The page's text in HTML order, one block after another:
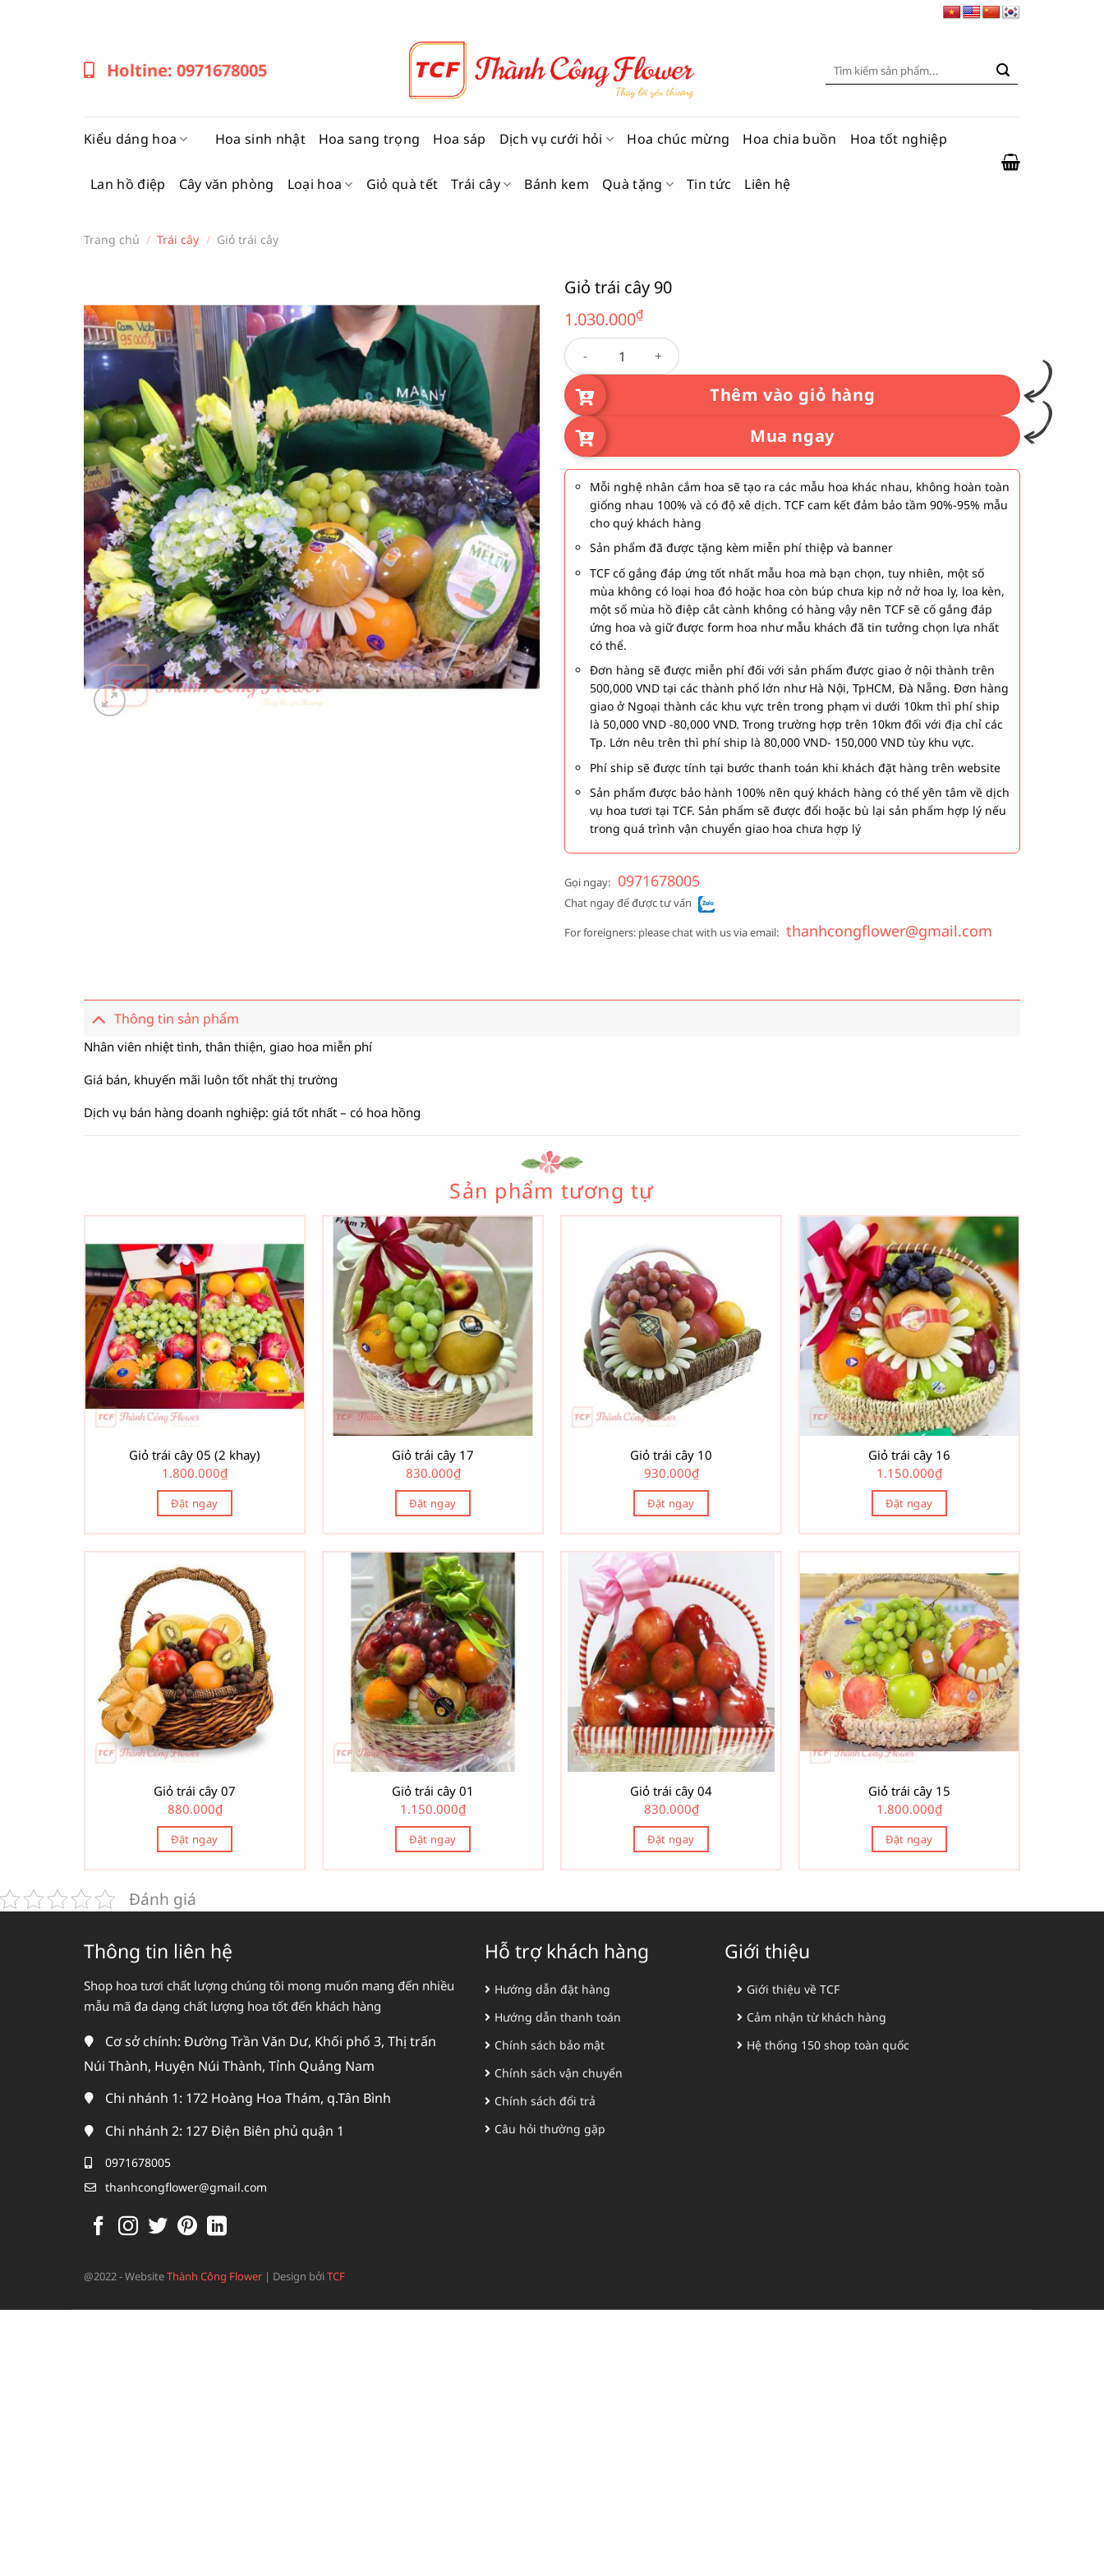
Holtine: 0971678005
Tìm
Kiểu dáng hoa Hoa sinh nhật Hoa sang trọng Hoa sáp Dịch vụ cưới hỏi Hoa chúc mừng Hoa chia buồn Hoa tốt nghiệp
Lan hồ điệp Cây văn phòng Loại hoa Giỏ quà tết Trái cây Bánh kem Quà tặng Tin tức Liên hệ
Trang chủ / Trái cây / Giỏ trái cây
Giỏ trái cây 90
1.030.000₫
Giỏ trái cây 90 số lượng
Thêm vào giỏ hàng
Mua ngay
Mỗi nghệ nhân cắm hoa sẽ tạo ra các mẫu hoa khác nhau, không hoàn toàn
giống nhau 100% và có độ xê dịch. TCF cam kết đảm bảo tầm 90%-95% mẫu
cho quý khách hàng
Sản phẩm đã được tặng kèm miễn phí thiệp và banner
TCF cố gắng đáp ứng tốt nhất mẫu hoa mà bạn chọn, tuy nhiên, một số
mùa không có loại hoa đó hoặc hoa còn búp chưa kịp nở nở hoa ly, loa kèn,
một số mùa hồ điệp cắt cành không có hàng vậy nên TCF sẽ cố gắng đáp
ứng hoa và giữ được form hoa như mẫu khách đã tin tưởng chọn lựa nhất
có thể.
Đơn hàng sẽ được miễn phí đối với sản phẩm được giao ở nội thành trên
500,000 VND tại các thành phố lớn như Hà Nội, TpHCM, Đà Nẵng. Đơn hàng
giao ở Ngoại thành các khu vực trên trong phạm vi dưới 10km thì phí ship
là 50,000 VND -80,000 VND. Trong trường hợp trên 10km đối với địa chỉ các
Tp. Lớn nêu trên thì phí ship là 80,000 VND- 150,000 VND tùy khu vực.
Phí ship sẽ được tính tại bước thanh toán khi khách đặt hàng trên website
Sản phẩm được bảo hành 100% nên quý khách hàng có thể yên tâm về dịch
vụ hoa tươi tại TCF. Sản phẩm sẽ được đổi hoặc bù lại sản phẩm hợp lý nếu
trong quá trình vận chuyển giao hoa chưa hợp lý
Gọi ngay: 0971678005
Chat ngay để được tư vấn
For foreigners: please chat with us via email: thanhcongflower@gmail.com
Thông tin sản phẩm
Nhân viên nhiệt tình, thân thiện, giao hoa miễn phí
Giá bán, khuyến mãi luôn tốt nhất thị trường
Dịch vụ bán hàng doanh nghiệp: giá tốt nhất – có hoa hồng
Sản phẩm tương tự
Giỏ trái cây 05 (2 khay)
1.800.000₫
Đặt ngay
Giỏ trái cây 17
830.000₫
Đặt ngay
Giỏ trái cây 10
930.000₫
Đặt ngay
Giỏ trái cây 16
1.150.000₫
Đặt ngay
Giỏ trái cây 07
880.000₫
Đặt ngay
Giỏ trái cây 01
1.150.000₫
Đặt ngay
Giỏ trái cây 04
830.000₫
Đặt ngay
Giỏ trái cây 15
1.800.000₫
Đặt ngay
Đánh giá
Thông tin liên hệ
Shop hoa tươi chất lượng chúng tôi mong muốn mang đến nhiều
mẫu mã đa dạng chất lượng hoa tốt đến khách hàng
Cơ sở chính: Đường Trần Văn Dư, Khối phố 3, Thị trấn
Núi Thành, Huyện Núi Thành, Tỉnh Quảng Nam
Chi nhánh 1: 172 Hoàng Hoa Thám, q.Tân Bình
Chi nhánh 2: 127 Điện Biên phủ quận 1
0971678005
thanhcongflower@gmail.com
Hỗ trợ khách hàng
Hướng dẫn đặt hàng
Hướng dẫn thanh toán
Chính sách bảo mật
Chính sách vận chuyển
Chính sách đổi trả
Câu hỏi thường gặp
Giới thiệu
Giới thiệu về TCF
Cảm nhận từ khách hàng
Hệ thống 150 shop toàn quốc
@2022 - WebsiteThành Công Flower | Design bởiTCF